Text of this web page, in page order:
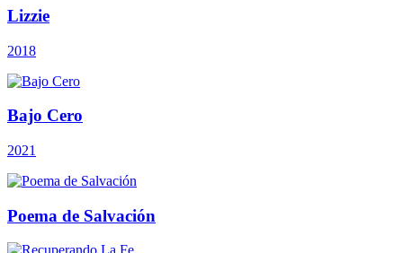
Lizzie
2018
Bajo Cero
2021
Poema de Salvación